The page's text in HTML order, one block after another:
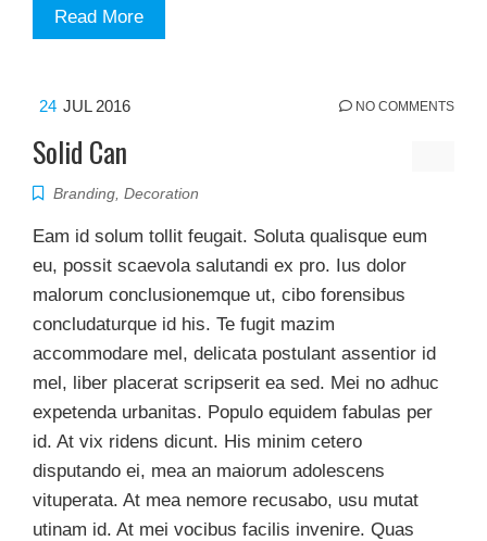
Read More
24 JUL 2016 NO COMMENTS
Solid Can
Branding Decoration
Eam id solum tollit feugait. Soluta qualisque eum
eu, possit scaevola salutandi ex pro. Ius dolor
malorum conclusionemque ut, cibo forensibus
concludaturque id his. Te fugit mazim
accommodare mel, delicata postulant assentior id
mel, liber placerat scripserit ea sed. Mei no adhuc
expetenda urbanitas. Populo equidem fabulas per
id. At vix ridens dicunt. His minim cetero
disputando ei, mea an maiorum adolescens
vituperata. At mea nemore recusabo, usu mutat
utinam id. At mei vocibus facilis invenire. Quas